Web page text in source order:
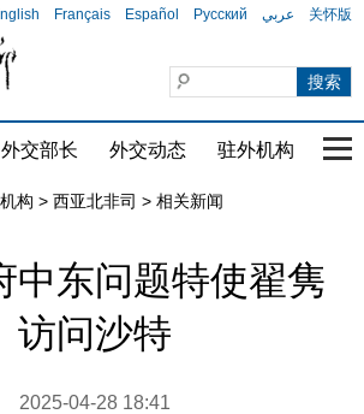
Français Español Русский عربي 关怀版
外交部长 外交动态 驻外机构 国
构 > 西亚北非司 > 相关新闻
中东问题特使翟隽
访问沙特
2025-04-28 18:41